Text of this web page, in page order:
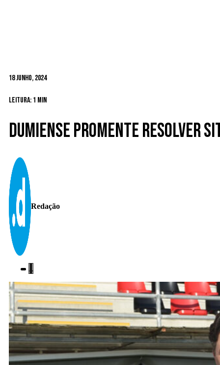
18 Junho, 2024
Leitura: 1 min
Dumiense promente resolver
Redação